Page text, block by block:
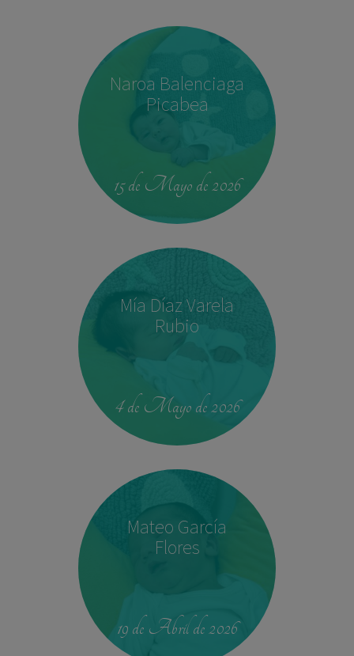
Naroa Balenciaga
Picabea
15 de Mayo de 2026
Mía Díaz Varela
Rubio
4 de Mayo de 2026
Mateo García
Flores
19 de Abril de 2026